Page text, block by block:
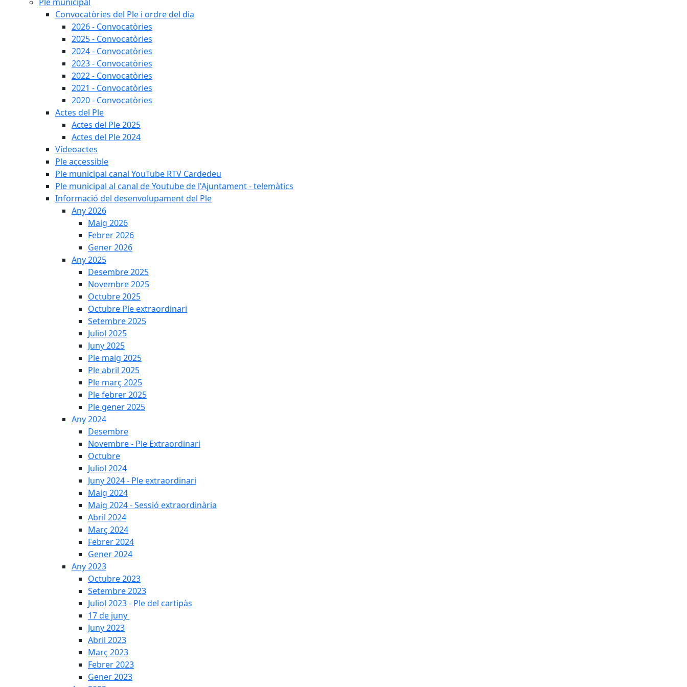
Convocatòries del Ple i ordre del dia
2026 - Convocatòries
2025 - Convocatòries
2024 - Convocatòries
2023 - Convocatòries
2022 - Convocatòries
2021 - Convocatòries
2020 - Convocatòries
Actes del Ple
Actes del Ple 2025
Actes del Ple 2024
Vídeoactes
Ple accessible
Ple municipal canal YouTube RTV Cardedeu
Ple municipal al canal de Youtube de l'Ajuntament - telemàtics
Informació del desenvolupament del Ple
Any 2026
Maig 2026
Febrer 2026
Gener 2026
Any 2025
Desembre 2025
Novembre 2025
Octubre 2025
Octubre Ple extraordinari
Setembre 2025
Juliol 2025
Juny 2025
Ple maig 2025
Ple abril 2025
Ple març 2025
Ple febrer 2025
Ple gener 2025
Any 2024
Desembre
Novembre - Ple Extraordinari
Octubre
Juliol 2024
Juny 2024 - Ple extraordinari
Maig 2024
Maig 2024 - Sessió extraordinària
Abril 2024
Març 2024
Febrer 2024
Gener 2024
Any 2023
Octubre 2023
Setembre 2023
Juliol 2023 - Ple del cartipàs
17 de juny
Juny 2023
Abril 2023
Març 2023
Febrer 2023
Gener 2023